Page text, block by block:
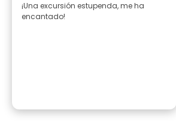
¡Una excursión estupenda, me ha
encantado!